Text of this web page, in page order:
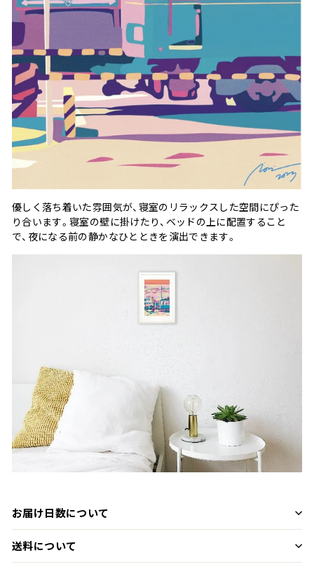
優しく落ち着いた雰囲気が、寝室のリラックスした空間にぴった
り合います。寝室の壁に掛けたり、ベッドの上に配置すること
で、夜になる前の静かなひとときを演出できます。
お届け日数について
送料について